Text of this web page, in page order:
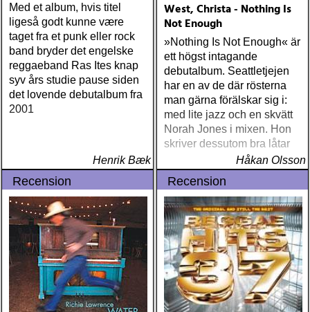
Med et album, hvis titel
ligeså godt kunne være
taget fra et punk eller rock
band bryder det engelske
reggaeband Ras Ites knap
syv års studie pause siden
det lovende debutalbum fra
2001
Henrik Bæk
West, Christa - Nothing Is
Not Enough
»Nothing Is Not Enough« är
ett högst intagande
debutalbum. Seattletjejen
har en av de där rösterna
man gärna förälskar sig i:
med lite jazz och en skvätt
Norah Jones i mixen. Hon
skriver dessutom bra låtar
Håkan Olsson
Recension Recension